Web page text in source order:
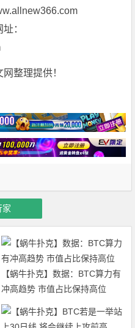
：
整理提供！
家
【蜗牛扑克】数据：BTC算力有
冲高趋势 市值占比保持高位